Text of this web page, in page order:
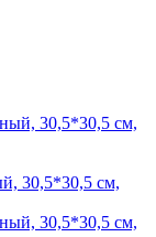
30,5*30,5 см,